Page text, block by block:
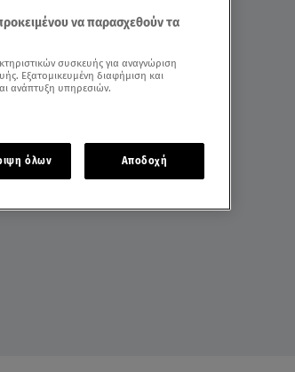
να παρασχεθούν τα
συσκευής για αναγνώριση
Εξατομικευμένη διαφήμιση και
ανάπτυξη υπηρεσιών.
όλων Αποδοχή